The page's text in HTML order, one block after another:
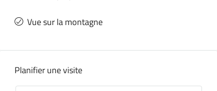
Vue sur la montagne
Planifier une visite